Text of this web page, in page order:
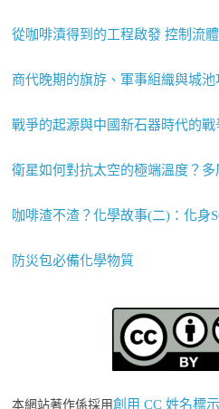
從咖啡漬得到的工程啟發 控制流
商代晚期的旗斿、軍事組織與城池
戰爭的起源與中國新石器時代的戰
衛星如何對抗太空的極端溫度？
咖啡渣不渣？化學故事(二)：化身
防災包必備化學物質
本網站著作係採用創用 CC 姓名標